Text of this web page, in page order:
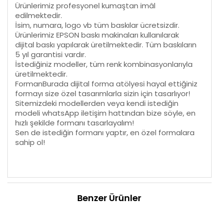
Ürünlerimiz profesyonel kumaştan imâl
edilmektedir.
İsim, numara, logo vb tüm baskılar ücretsizdir.
Ürünlerimiz EPSON baskı makinaları kullanılarak
dijital baskı yapılarak üretilmektedir. Tüm baskıların
5 yıl garantisi vardır.
İstediğiniz modeller, tüm renk kombinasyonlarıyla
üretilmektedir.
FormanBurada dijital forma atölyesi hayal ettiğiniz
formayı size özel tasarımlarla sizin için tasarlıyor!
Sitemizdeki modellerden veya kendi istediğin
modeli whatsApp iletişim hattından bize söyle, en
hızlı şekilde formanı tasarlayalım!
Sen de istediğin formanı yaptır, en özel formalara
sahip ol!
Benzer Ürünler